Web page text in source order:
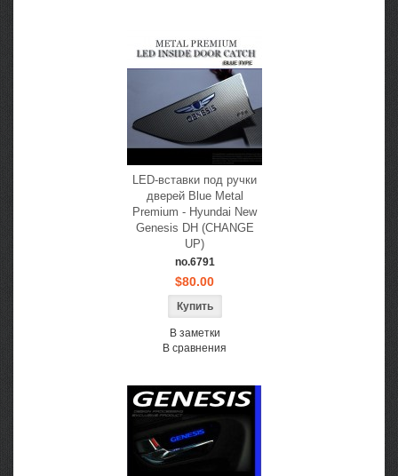
LED-вставки под ручки
дверей Blue Metal
Premium - Hyundai New
Genesis DH (CHANGE
UP)
no.6791
$80.00
В заметки
В сравнения